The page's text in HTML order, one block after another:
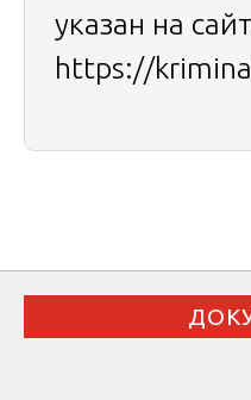
указан на
https://